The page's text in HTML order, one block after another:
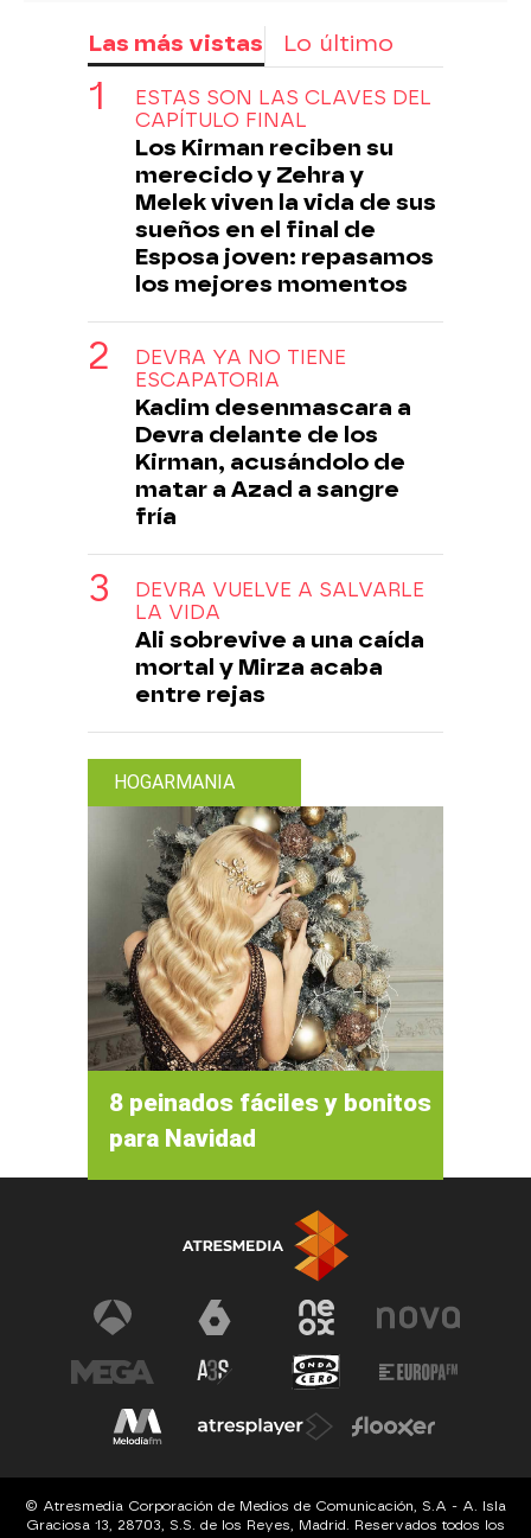
Las más vistas Lo último
ESTAS SON LAS CLAVES DEL
CAPÍTULO FINAL
Los Kirman reciben su
merecido y Zehra y
Melek viven la vida de sus
sueños en el final de
Esposa joven: repasamos
los mejores momentos
DEVRA YA NO TIENE
ESCAPATORIA
Kadim desenmascara a
Devra delante de los
Kirman, acusándolo de
matar a Azad a sangre
fría
DEVRA VUELVE A SALVARLE
LA VIDA
Ali sobrevive a una caída
mortal y Mirza acaba
entre rejas
HOGARMANIA
8 peinados fáciles y bonitos
para Navidad
© Atresmedia Corporación de Medios de Comunicación, S.A - A. Isla
Graciosa 13, 28703, S.S. de los Reyes, Madrid. Reservados todos los